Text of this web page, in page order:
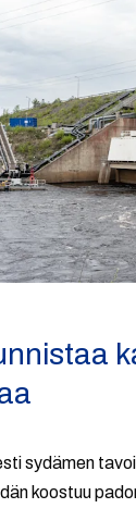
sydämen
koostuu